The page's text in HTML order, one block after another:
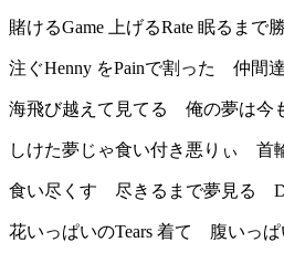
賭けるGame 上げるRate 眠るまで
注ぐHenny をPainで割った 仲間
海飛び越えて見てる 俺の夢は今
しけた夢じゃ食い付き悪りぃ 首
食い尽くす 尽きるまで夢見る
花いっぱいのTears 着て 腹いっぱ